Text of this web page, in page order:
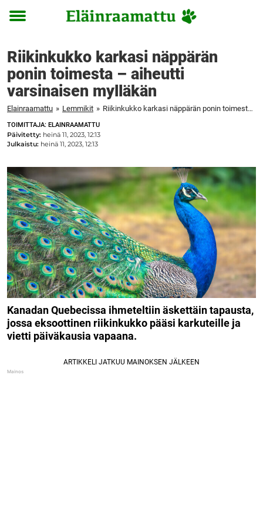
Toggle
Riikinkukko karkasi näppärän
ponin toimesta – aiheutti
varsinaisen mylläkän
Elainraamattu » Lemmikit » Riikinkukko karkasi näppärän ponin toimesta – aiheutti varsinaisen mylläkän
TOIMITTAJA: ELAINRAAMATTU
Päivitetty: heinä 11, 2023, 12:13
Julkaistu: heinä 11, 2023, 12:13
Kanadan Quebecissa ihmeteltiin äskettäin tapausta,
jossa eksoottinen riikinkukko pääsi karkuteille ja
vietti päiväkausia vapaana.